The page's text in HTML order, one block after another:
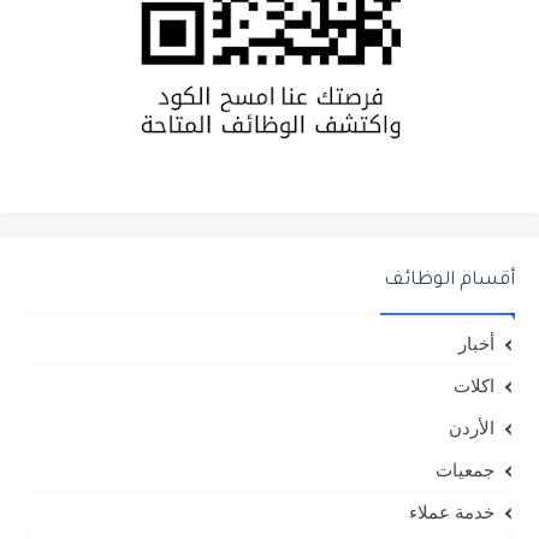
أقسام الوظائف
أخبار
اكلات
الأردن
جمعيات
خدمة عملاء